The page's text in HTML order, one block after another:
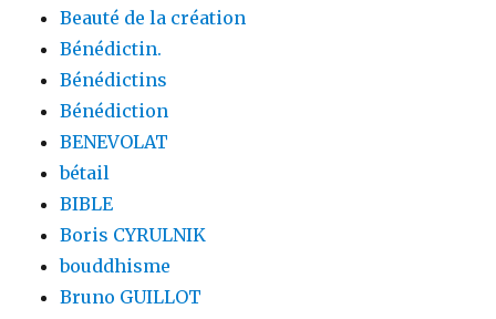
Beauté de la création
Bénédictin.
Bénédictins
Bénédiction
BENEVOLAT
bétail
BIBLE
Boris CYRULNIK
bouddhisme
Bruno GUILLOT